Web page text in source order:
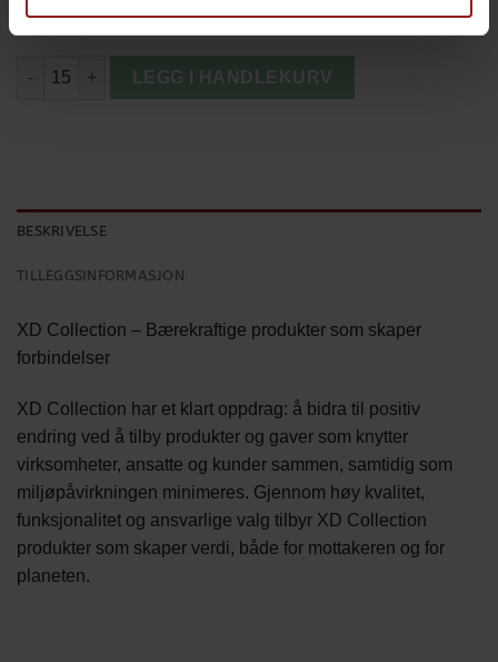
XD Collection Renew AWARE™ RPET Lunsjkjølebag antall
LEGG I HANDLEKURV
BESKRIVELSE
TILLEGGSINFORMASJON
XD Collection – Bærekraftige produkter som skaper
forbindelser
XD Collection har et klart oppdrag: å bidra til positiv
endring ved å tilby produkter og gaver som knytter
virksomheter, ansatte og kunder sammen, samtidig som
miljøpåvirkningen minimeres. Gjennom høy kvalitet,
funksjonalitet og ansvarlige valg tilbyr XD Collection
produkter som skaper verdi, både for mottakeren og for
planeten.